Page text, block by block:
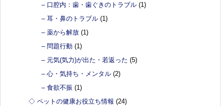
– 口腔内：歯・歯ぐきのトラブル (1)
– 耳・鼻のトラブル (1)
– 薬から解放 (1)
– 問題行動 (1)
– 元気(気力)が出た・若返った (5)
– 心・気持ち・メンタル (2)
– 食欲不振 (1)
◇ ペットの健康お役立ち情報 (24)